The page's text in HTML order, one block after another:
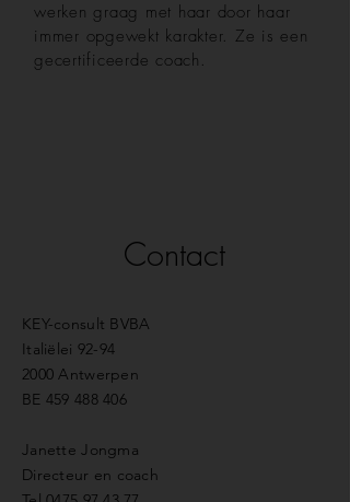
werken graag met haar door haar
immer opgewekt karakter. Ze is een
gecertificeerde coach.
Contact
KEY-consult BVBA
Italiëlei 92-94
2000 Antwerpen
BE 459 488 406
Janette Jongma
Directeur en coach